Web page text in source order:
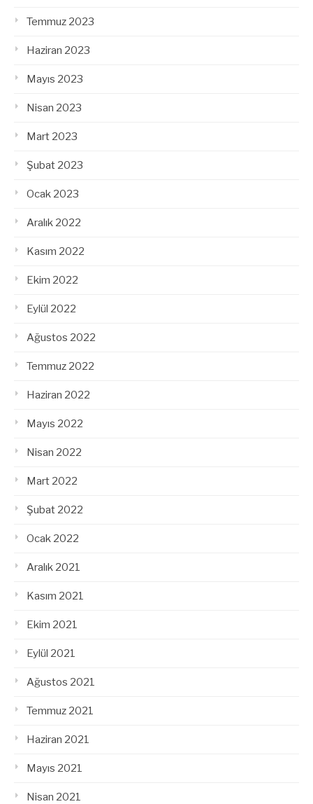
Temmuz 2023
Haziran 2023
Mayıs 2023
Nisan 2023
Mart 2023
Şubat 2023
Ocak 2023
Aralık 2022
Kasım 2022
Ekim 2022
Eylül 2022
Ağustos 2022
Temmuz 2022
Haziran 2022
Mayıs 2022
Nisan 2022
Mart 2022
Şubat 2022
Ocak 2022
Aralık 2021
Kasım 2021
Ekim 2021
Eylül 2021
Ağustos 2021
Temmuz 2021
Haziran 2021
Mayıs 2021
Nisan 2021